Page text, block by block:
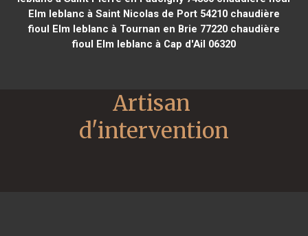
Elm leblanc à Saint Nicolas de Port 54210chaudière
fioul Elm leblanc à Tournan en Brie 77220chaudière
fioul Elm leblanc à Cap d'Ail 06320
Artisan
d'intervention